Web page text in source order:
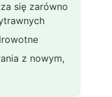
się zarówno
z nowym,